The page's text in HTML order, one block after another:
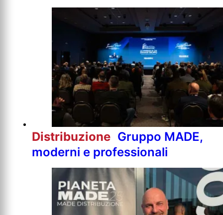
Distribuzione Gruppo MADE,
moderni e professionali